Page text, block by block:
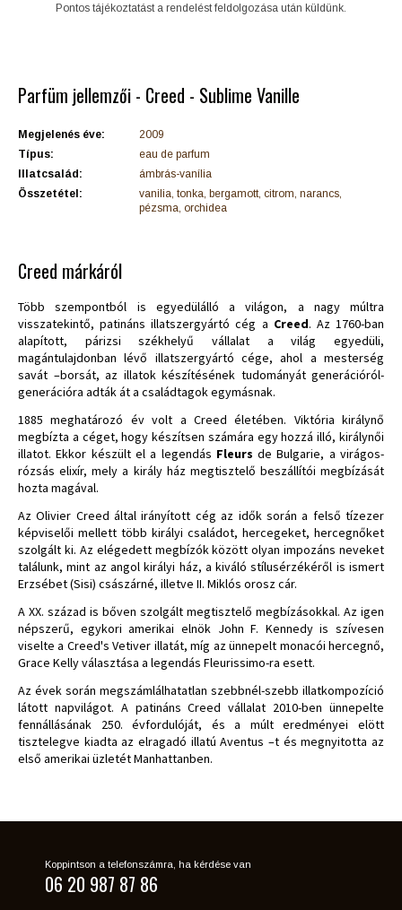
Pontos tájékoztatást a rendelést feldolgozása után küldünk.
Parfüm jellemzői - Creed - Sublime Vanille
Megjelenés éve:
2009
Típus:
eau de parfum
Illatcsalád:
ámbrás-vanília
Összetétel:
vanilia, tonka, bergamott, citrom, narancs,
pézsma, orchidea
Creed márkáról
Több szempontból is egyedülálló a világon, a nagy múltra
visszatekintő, patináns illatszergyártó cég a Creed. Az 1760-ban
alapított, párizsi székhelyű vállalat a világ egyedüli,
magántulajdonban lévő illatszergyártó cége, ahol a mesterség
savát –borsát, az illatok készítésének tudományát generációról-
generációra adták át a családtagok egymásnak.
1885 meghatározó év volt a Creed életében. Viktória királynő
megbízta a céget, hogy készítsen számára egy hozzá illó, királynői
illatot. Ekkor készült el a legendás Fleurs de Bulgarie, a virágos-
rózsás elixír, mely a király ház megtisztelő beszállítói megbízását
hozta magával.
Az Olivier Creed által irányított cég az idők során a felső tízezer
képviselői mellett több királyi családot, hercegeket, hercegnőket
szolgált ki. Az elégedett megbízók között olyan impozáns neveket
találunk, mint az angol királyi ház, a kiváló stílusérzékéről is ismert
Erzsébet (Sisi) császárné, illetve II. Miklós orosz cár.
A XX. század is bőven szolgált megtisztelő megbízásokkal. Az igen
népszerű, egykori amerikai elnök John F. Kennedy is szívesen
viselte a Creed's Vetiver illatát, míg az ünnepelt monacói hercegnő,
Grace Kelly választása a legendás Fleurissimo-ra esett.
Az évek során megszámlálhatatlan szebbnél-szebb illatkompozíció
látott napvilágot. A patináns Creed vállalat 2010-ben ünnepelte
fennállásának 250. évfordulóját, és a múlt eredményei elött
tisztelegve kiadta az elragadó illatú Aventus –t és megnyitotta az
első amerikai üzletét Manhattanben.
Koppintson a telefonszámra, ha kérdése van
06 20 987 87 86